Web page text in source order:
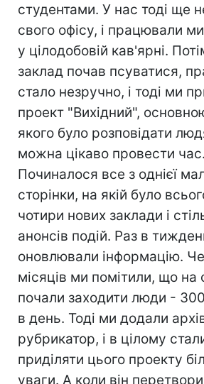
студентами. У нас тоді ще
свого офісу, і працювали
у цілодобовій кав'ярні.
заклад почав псуватися,
стало незручно, і тоді ми
проект "Вихідний",
якого було розповідати
можна цікаво провести час.
Починалося все з однієї
сторінки, на якій було
чотири нових заклади і
анонсів подій. Раз в
оновлювали інформацію.
місяців ми помітили, що на
почали заходити люди -
в день. Тоді ми додали
рубрикатор, і в цілому
приділяти цього проекту
уваги. А коли він